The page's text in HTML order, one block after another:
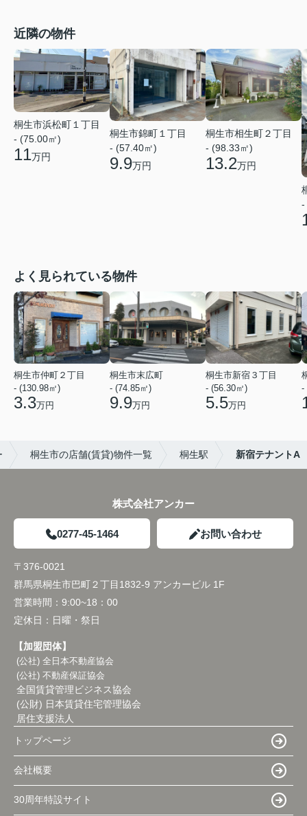
近隣の物件
桐生市浜松町１丁目
- (75.00㎡)
11万円
桐生市錦町１丁目
- (57.40㎡)
9.9万円
桐生市相生町２丁目
- (98.33㎡)
13.2万円
-
よく見られている物件
桐生市仲町２丁目
- (130.98㎡)
3.3万円
桐生市末広町
- (74.85㎡)
9.9万円
桐生市新宿３丁目
- (56.30㎡)
5.5万円
-
桐生市の店舗(賃貸)物件一覧 桐生駅 新宿テナントA
株式会社アンカー
0277-45-1464 お問い合わせ
〒376-0021
群馬県桐生市巴町２丁目1832-9 アンカービル 1F
営業時間： 9:00~18：00
定休日： 日曜・祭日
【加盟団体】
(公社) 全日本不動産協会
(公社) 不動産保証協会
全国賃貸管理ビジネス協会
(公財) 日本賃貸住宅管理協会
居住支援法人
トップページ
会社概要
30周年特設サイト